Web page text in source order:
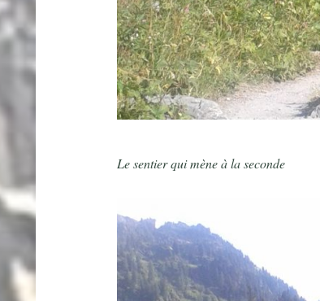
Le sentier qui mène à la seconde